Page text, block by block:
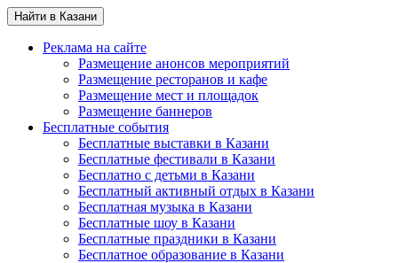
Найти в Казани
Реклама на сайте
Размещение анонсов мероприятий
Размещение ресторанов и кафе
Размещение мест и площадок
Размещение баннеров
Бесплатные события
Бесплатные выставки в Казани
Бесплатные фестивали в Казани
Бесплатно с детьми в Казани
Бесплатный активный отдых в Казани
Бесплатная музыка в Казани
Бесплатные шоу в Казани
Бесплатные праздники в Казани
Бесплатное образование в Казани